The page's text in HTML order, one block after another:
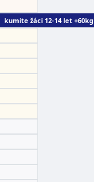
kumite žáci 12-14 let +60kg